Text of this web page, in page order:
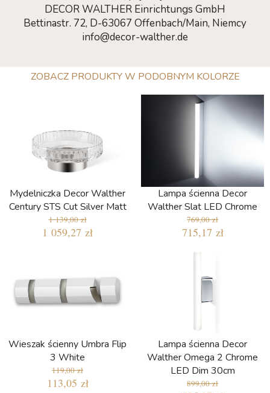
DECOR WALTHER Einrichtungs GmbH
Bettinastr. 72, D-63067 Offenbach/Main, Niemcy
info@decor-walther.de
ZOBACZ PRODUKTY W PODOBNYM KOLORZE
Mydelniczka Decor Walther
Century STS Cut Silver Matt
1 139,00 zł
1 059,27 zł
Lampa ścienna Decor
Walther Slat LED Chrome
769,00 zł
715,17 zł
Wieszak ścienny Umbra Flip
3 White
119,00 zł
113,05 zł
Lampa ścienna Decor
Walther Omega 2 Chrome
LED Dim 30cm
899,00 zł